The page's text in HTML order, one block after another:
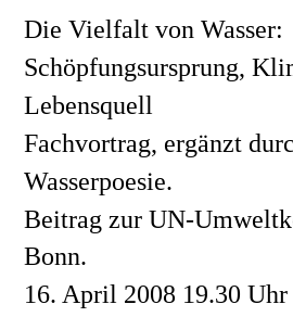
Die Vielfalt von Wasser:
Schöpfungsursprung,
Lebensquell
Fachvortrag, ergänzt
Wasserpoesie.
Beitrag zur UN-
Bonn.
16. April 2008 19.30 Uhr